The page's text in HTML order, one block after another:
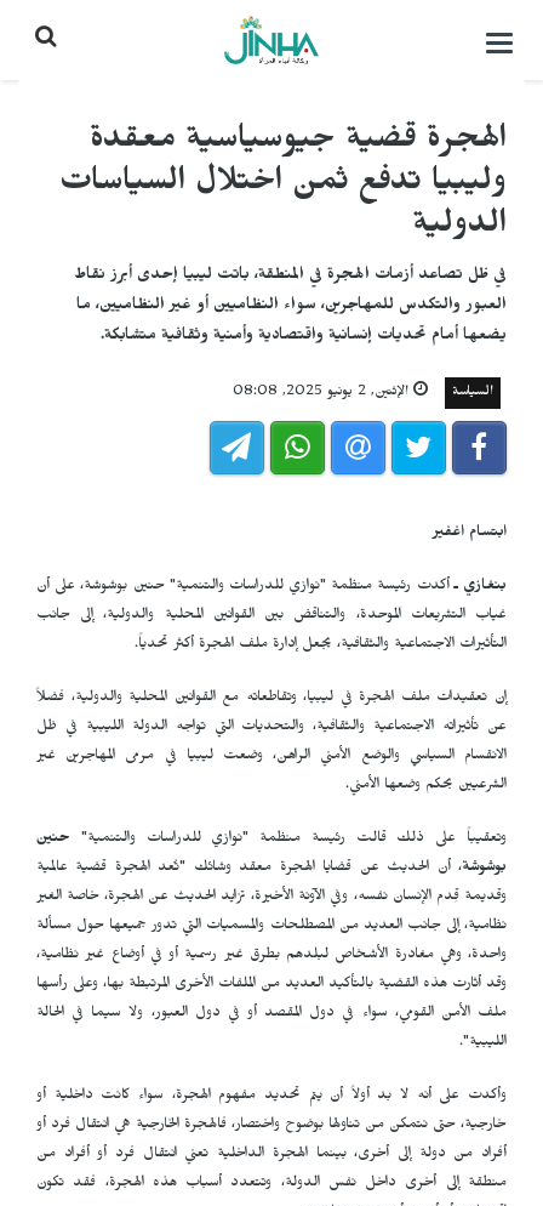
التحكم
الهجرة قضية جيوسياسية معقدة
وليبيا تدفع ثمن اختلال السياسات
الدولية
في ظل تصاعد أزمات الهجرة في المنطقة، باتت ليبيا إحدى أبرز نقاط
العبور والتكدس للمهاجرين، سواء النظاميين أو غير النظاميين، ما
يضعها أمام تحديات إنسانية واقتصادية وأمنية وثقافية متشابكة.
السياسة الإثنين, 2 يونيو 2025, 08:08
ابتسام اغفير
بنغازي ـأكدت رئيسة منظمة "نوازي للدراسات والتنمية" حنين بوشوشة، على أن
غياب التشريعات الموحدة، والتناقض بين القوانين المحلية والدولية، إلى جانب
التأثيرات الاجتماعية والثقافية، يجعل إدارة ملف الهجرة أكثر تحدياً.
إن تعقيدات ملف الهجرة في ليبيا، وتقاطعاته مع القوانين المحلية والدولية، فضلاً
عن تأثيراته الاجتماعية والثقافية، والتحديات التي تواجه الدولة الليبية في ظل
الانقسام السياسي والوضع الأمني الراهن، وضعت ليبيا في مرمى المهاجرين غير
الشرعيين بحكم وضعها الأمني.
وتعقيباً على ذلك قالت رئيسة منظمة "نوازي للدراسات والتنمية" حنين
بوشوشة، أن الحديث عن قضايا الهجرة معقد وشائك "تُعد الهجرة قضية عالمية
وقديمة قِدم الإنسان نفسه، وفي الآونة الأخيرة، تزايد الحديث عن الهجرة، خاصة الغير
نظامية، إلى جانب العديد من المصطلحات والمسميات التي تدور جميعها حول مسألة
واحدة، وهي مغادرة الأشخاص لبلدهم بطرق غير رسمية أو في أوضاع غير نظامية،
وقد أثارت هذه القضية بالتأكيد العديد من الملفات الأخرى المرتبطة بها، وعلى رأسها
ملف الأمن القومي، سواء في دول المقصد أو في دول العبور، ولا سيما في الحالة
الليبية".
وأكدت على أنه لا بد أولاً أن يتم تحديد مفهوم الهجرة، سواء كانت داخلية أو
خارجية، حتى نتمكن من تناولها بوضوح واختصار، فالهجرة الخارجية هي انتقال فرد أو
أفراد من دولة إلى أخرى، بينما الهجرة الداخلية تعني انتقال فرد أو أفراد من
منطقة إلى أخرى داخل نفس الدولة، وتتعدد أسباب هذه الهجرة، فقد تكون